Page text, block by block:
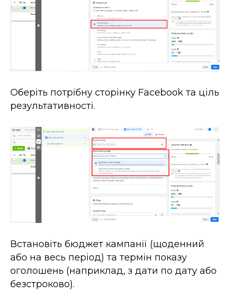
Оберіть потрібну сторінку Facebook та ціль
результативності.
Встановіть бюджет кампанії (щоденний
або на весь період) та термін показу
оголошень (наприклад, з дати по дату або
безстроково).